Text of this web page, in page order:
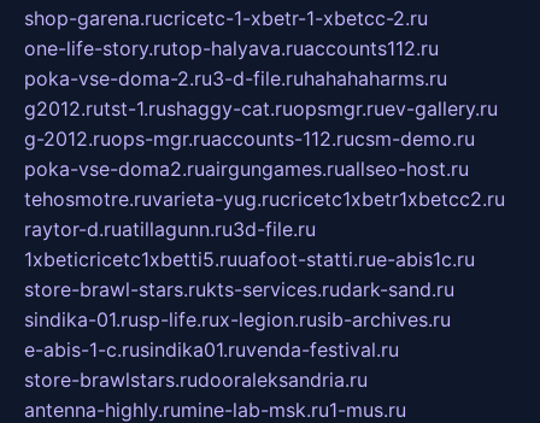
shop-garena.rucricetc-1-xbetr-1-xbetcc-2.ru
one-life-story.rutop-halyava.ruaccounts112.ru
poka-vse-doma-2.ru3-d-file.ruhahahaharms.ru
g2012.rutst-1.rushaggy-cat.ruopsmgr.ruev-gallery.ru
g-2012.ruops-mgr.ruaccounts-112.rucsm-demo.ru
poka-vse-doma2.ruairgungames.ruallseo-host.ru
tehosmotre.ruvarieta-yug.rucricetc1xbetr1xbetcc2.ru
raytor-d.ruatillagunn.ru3d-file.ru
1xbeticricetc1xbetti5.ruuafoot-statti.rue-abis1c.ru
store-brawl-stars.rukts-services.rudark-sand.ru
sindika-01.rusp-life.rux-legion.rusib-archives.ru
e-abis-1-c.rusindika01.ruvenda-festival.ru
store-brawlstars.rudooraleksandria.ru
antenna-highly.rumine-lab-msk.ru1-mus.ru